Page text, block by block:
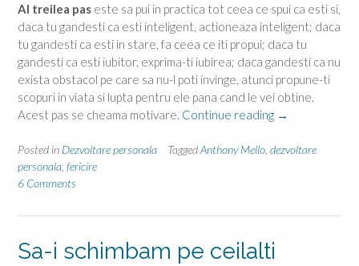
Al treilea pas este sa pui in practica tot ceea ce spui ca esti si,
daca tu gandesti ca esti inteligent, actioneaza inteligent; daca
tu gandesti ca esti in stare, fa ceea ce iti propui; daca tu
gandesti ca esti iubitor, exprima-ti iubirea; daca gandesti ca nu
exista obstacol pe care sa nu-l poti invinge, atunci propune-ti
scopuri in viata si lupta pentru ele pana cand le vei obtine.
Acest pas se cheama motivare. Continue reading
“Secretul
→
Posted in Dezvoltare personala TaggedAnthony Mello dezvoltare
personala fericire
6 Comments
Sa-i schimbam pe ceilalti